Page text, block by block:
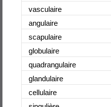
vasculaire
angulaire
scapulaire
globulaire
quadrangulaire
glandulaire
cellulaire